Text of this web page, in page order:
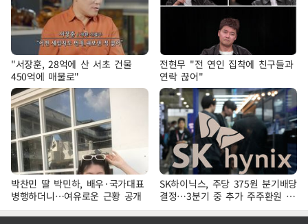
"서장훈, 28억에 산 서초 건물
450억에 매물로"
전현무 "전 연인 집착에 친구들과
연락 끊어"
박찬민 딸 박민하, 배우·국가대표
병행하더니…여유로운 근황 공개
SK하이닉스, 주당 375원 분기배당
결정…3분기 중 추가 주주환원 발
표